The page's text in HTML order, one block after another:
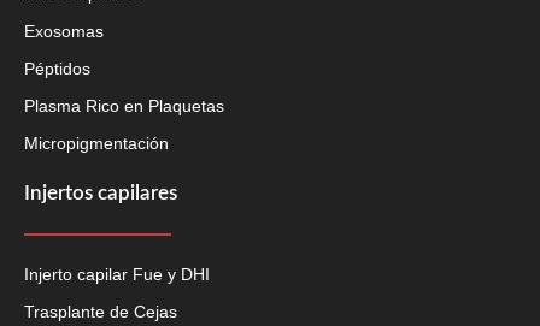
Exosomas
Péptidos
Plasma Rico en Plaquetas
Micropigmentación
Injertos capilares
Injerto capilar Fue y DHI
Trasplante de Cejas